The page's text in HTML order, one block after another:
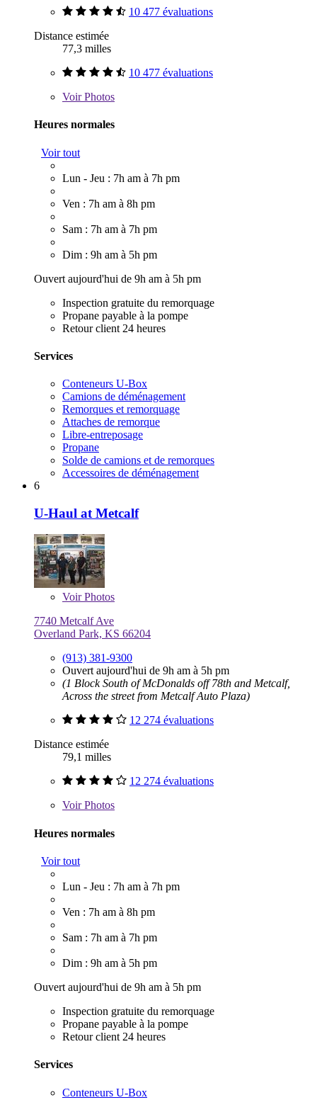
10 477 évaluations
Distance estimée
77,3 milles
10 477 évaluations
VoirPhotos
Heures normales
Voir tout
Lun - Jeu : 7h am à 7h pm
Ven : 7h am à 8h pm
Sam : 7h am à 7h pm
Dim : 9h am à 5h pm
Ouvert aujourd'hui de 9h am à 5h pm
Inspection gratuite du remorquage
Propane payable à la pompe
Retour client 24 heures
Services
Conteneurs U-Box
Camions de déménagement
Remorques et remorquage
Attaches de remorque
Libre-entreposage
Propane
Solde de camions et de remorques
Accessoires de déménagement
6
U-Haul at Metcalf
VoirPhotos
7740 Metcalf Ave
Overland Park, KS 66204
(913) 381-9300
Ouvert aujourd'hui de 9h am à 5h pm
(1 Block South of McDonalds off 78th and Metcalf,
Across the street from Metcalf Auto Plaza)
12 274 évaluations
Distance estimée
79,1 milles
12 274 évaluations
VoirPhotos
Heures normales
Voir tout
Lun - Jeu : 7h am à 7h pm
Ven : 7h am à 8h pm
Sam : 7h am à 7h pm
Dim : 9h am à 5h pm
Ouvert aujourd'hui de 9h am à 5h pm
Inspection gratuite du remorquage
Propane payable à la pompe
Retour client 24 heures
Services
Conteneurs U-Box